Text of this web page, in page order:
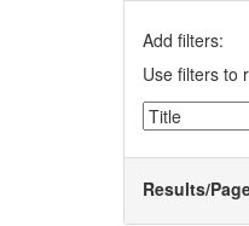
Add filters:
Use filters to
Results/